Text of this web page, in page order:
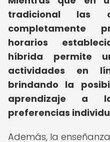
tradicional las
completamente
horarios
híbrida permite
actividades en
brindando la
aprendizaje a
preferencias
Además, la